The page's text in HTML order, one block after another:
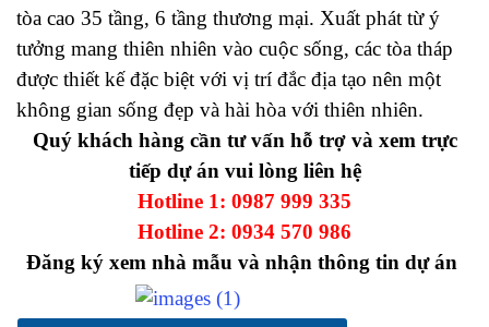
tòa cao 35 tầng, 6 tầng thương mại. Xuất phát từ ý
tưởng mang thiên nhiên vào cuộc sống, các tòa tháp
được thiết kế đặc biệt với vị trí đắc địa tạo nên một
không gian sống đẹp và hài hòa với thiên nhiên.
Quý khách hàng cần tư vấn hỗ trợ và xem trực
tiếp dự án vui lòng liên hệ
Hotline 1: 0987 999 335
Hotline 2: 0934 570 986
Đăng ký xem nhà mẫu và nhận thông tin dự án